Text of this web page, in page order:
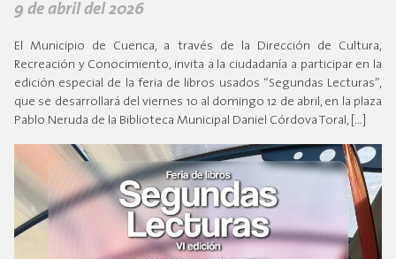
9 de abril del 2026
El Municipio de Cuenca, a través de la Dirección de Cultura,
Recreación y Conocimiento, invita a la ciudadanía a participar en la
edición especial de la feria de libros usados “Segundas Lecturas”,
que se desarrollará del viernes 10 al domingo 12 de abril, en la plaza
Pablo Neruda de la Biblioteca Municipal Daniel Córdova Toral, […]